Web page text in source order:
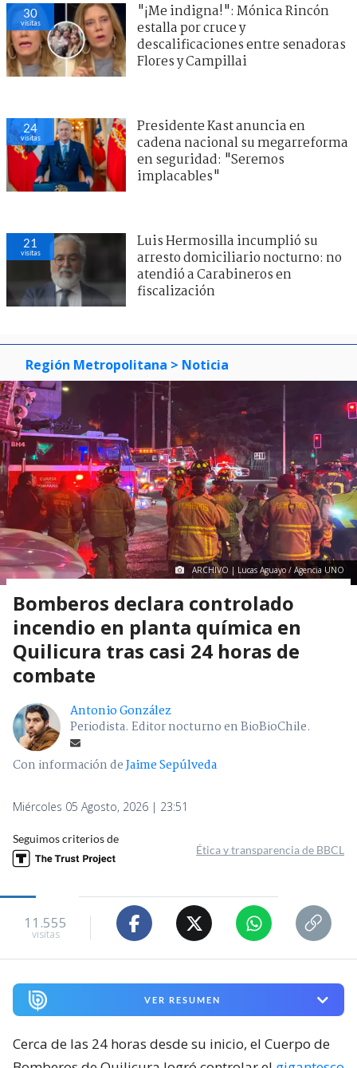
30
visitas
"¡Me indigna!": Mónica Rincón
estalla por cruce y
descalificaciones entre senadoras
Flores y Campillai
24
visitas
Presidente Kast anuncia en
cadena nacional su megarreforma
en seguridad: "Seremos
implacables"
21
visitas
Luis Hermosilla incumplió su
arresto domiciliario nocturno: no
atendió a Carabineros en
fiscalización
Región Metropolitana > Noticia
ARCHIVO | Lucas Aguayo / Agencia UNO
Bomberos declara controlado
incendio en planta química en
Quilicura tras casi 24 horas de
combate
Antonio González
Periodista. Editor nocturno en BioBioChile.
Con información deJaime Sepúlveda
Miércoles 05 Agosto, 2026 | 23:51
Seguimos criterios de
Ética y transparencia de BBCL
11.555
visitas
VER RESUMEN
Cerca de las 24 horas desde su inicio, el Cuerpo de